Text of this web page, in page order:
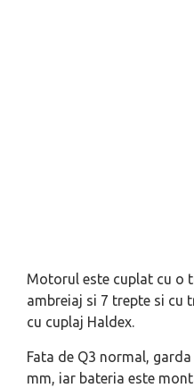
Motorul este cuplat cu o
ambreiaj si 7 trepte si cu
cu cuplaj Haldex.
Fata de Q3 normal,
mm, iar bateria este